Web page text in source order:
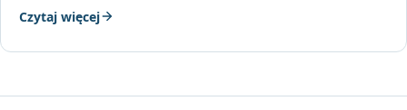
Czytaj więcej